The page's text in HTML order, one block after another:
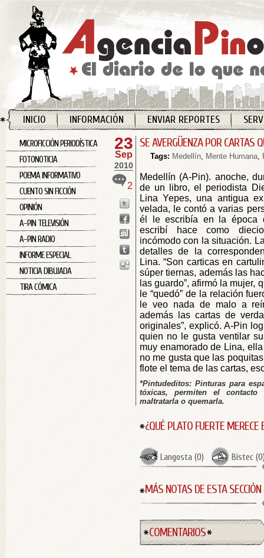
INICIO INFORMACIÓN ENVIAR REPORTES
MICROFICCIÓN PERIODÍSTICA
FOTONOTICIA
POEMA INFORMATIVO
CUENTO SIN FICCIÓN
OPINIÓN
A-PIN TELEVISIÓN
A-PIN RADIO
INFORME ESPECIAL
NOTICIA DIBUJADA
TIRA CÓMICA
23
Sep
2010
2
SE AVERGÜENZA POR CARTAS
Tags: Medellín, Mente Humana,
Medellín (A-Pin). anoche,
de un libro, el periodista
Lina Yepes, una antigua
velada, le contó a varias
él le escribía en la época
escribí hace como
incómodo con la situación.
detalles de la
Lina. “Son carticas en
súper tiernas, además las
las guardo”, afirmó la mujer,
le “quedó” de la relación
le veo nada de malo a
además las cartas de
originales”, explicó. A-Pin
quien no le gusta ventilar
muy enamorado de Lina,
no me gusta que las
flote el tema de las cartas,
*Pintudeditos: Pinturas para
tóxicas, permiten el
maltratarla o quemarla.
¿QUÉ PLATO FUERTE MERECE
Langosta (0) Bistec (0
MÁS NOTAS DE ESTA SECCIÓN
COMENTARIOS